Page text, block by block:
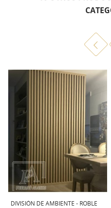
ARMARIO CORREDERA